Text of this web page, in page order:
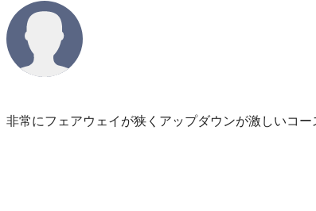
非常にフェアウェイが狭くアップダウンが激しいコ